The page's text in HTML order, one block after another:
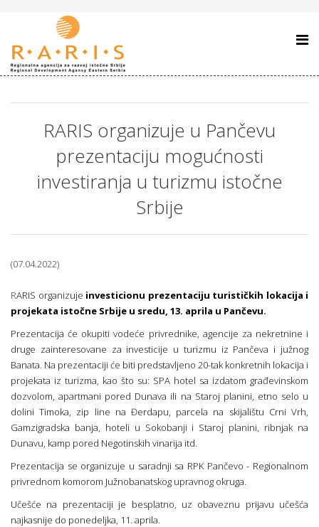
RARIS organizuje u Pančevu
prezentaciju mogućnosti
investiranja u turizmu istočne
Srbije
(07.04.2022)
RARIS organizuje investicionu prezentaciju turističkih lokacija i
projekata istočne Srbije u sredu, 13. aprila u Pančevu.
Prezentacija će okupiti vodeće privrednike, agencije za nekretnine i
druge zainteresovane za investicije u turizmu iz Pančeva i južnog
Banata. Na prezentaciji će biti predstavljeno 20-tak konkretnih lokacija i
projekata iz turizma, kao što su: SPA hotel sa izdatom građevinskom
dozvolom, apartmani pored Dunava ili na Staroj planini, etno selo u
dolini Timoka, zip line na Đerdapu, parcela na skijalištu Crni Vrh,
Gamzigradska banja, hoteli u Sokobanji i Staroj planini, ribnjak na
Dunavu, kamp pored Negotinskih vinarija itd.
Prezentacija se organizuje u saradnji sa RPK Pančevo - Regionalnom
privrednom komorom Južnobanatskog upravnog okruga.
Učešće na prezentaciji je besplatno, uz obaveznu prijavu učešća
najkasnije do ponedeljka, 11. aprila.